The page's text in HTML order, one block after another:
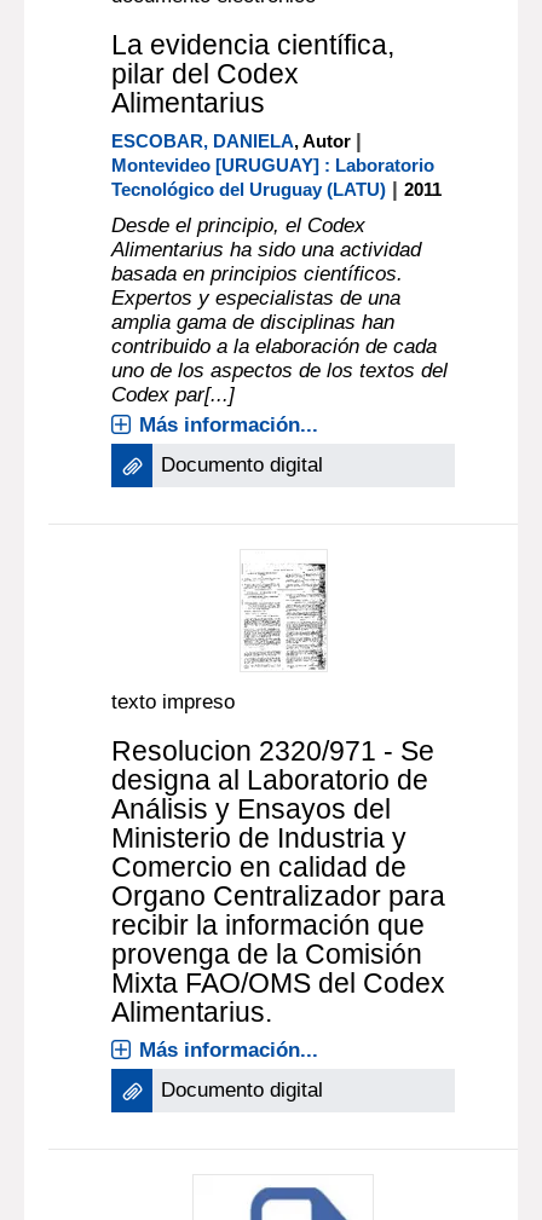
La evidencia científica,
pilar del Codex
Alimentarius
ESCOBAR, DANIELA, Autor |
Montevideo [URUGUAY] : Laboratorio
Tecnológico del Uruguay (LATU) |2011
Desde el principio, el Codex
Alimentarius ha sido una actividad
basada en principios científicos.
Expertos y especialistas de una
amplia gama de disciplinas han
contribuido a la elaboración de cada
uno de los aspectos de los textos del
Codex par[...]
Más información...
Documento digital
texto impreso
Resolucion 2320/971 - Se
designa al Laboratorio de
Análisis y Ensayos del
Ministerio de Industria y
Comercio en calidad de
Organo Centralizador para
recibir la información que
provenga de la Comisión
Mixta FAO/OMS del Codex
Alimentarius.
Más información...
Documento digital